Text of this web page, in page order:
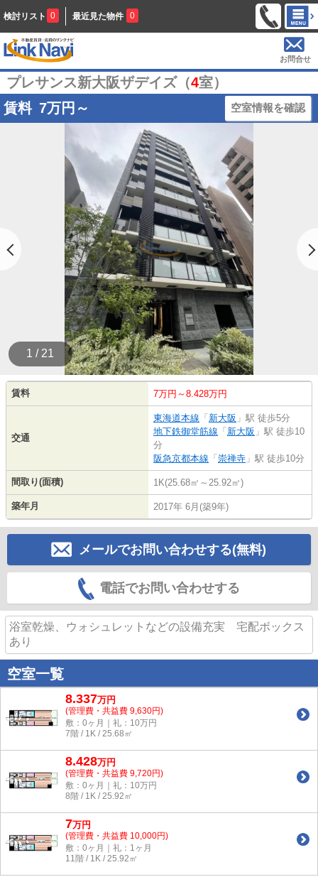
検討リスト 0 最近見た物件 0
お問合せ
プレサンス新大阪ザデイズ（4室）
賃料 7万円～ 空室情報を確認
1 / 21
賃料 7万円～8.428万円
交通
東海道本線 「 新大阪 」駅 徒歩5分
地下鉄御堂筋線 「 新大阪 」駅 徒歩10
分
阪急京都本線 「 崇禅寺 」駅 徒歩10分
間取り(面積) 1K(25.68㎡～25.92㎡)
築年月 2017年 6月(築9年)
メールでお問い合わせする(無料)
電話でお問い合わせする
浴室乾燥、ウォシュレットなどの設備充実 宅配ボックス
あり
空室一覧
8.337万円
(管理費・共益費 9,630円)
敷：0ヶ月｜礼：10万円
7階 / 1K / 25.68㎡
8.428万円
(管理費・共益費 9,720円)
敷：0ヶ月｜礼：10万円
8階 / 1K / 25.92㎡
7万円
(管理費・共益費 10,000円)
敷：0ヶ月｜礼：1ヶ月
11階 / 1K / 25.92㎡